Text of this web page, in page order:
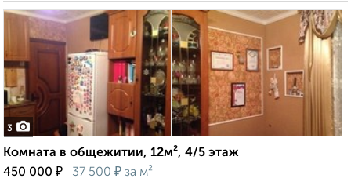
3
Комната в общежитии, 12м², 4/5 этаж
450 000 ₽ 37 500 ₽ за м²